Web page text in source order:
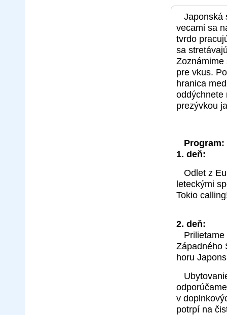
Japonská
vecami sa
tvrdo
sa
Zoznámime
pre vkus.
hranica
oddýchnete
prezývkou
Program:
1. deň:
Odlet z
leteckými
Tokio
2. deň:
Západného
horu
v
potrpí na